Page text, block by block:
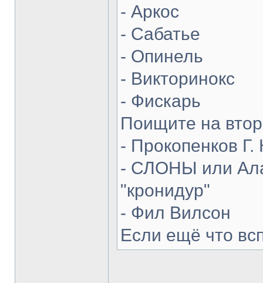
- Аркос
- Сабатье
- Опинель
- Викторинокс
- Фискарь
Поищите на
- Прокопенков Г.
- СЛОНЫ или
"кронидур"
- Фил Вилсон
Если ещё что